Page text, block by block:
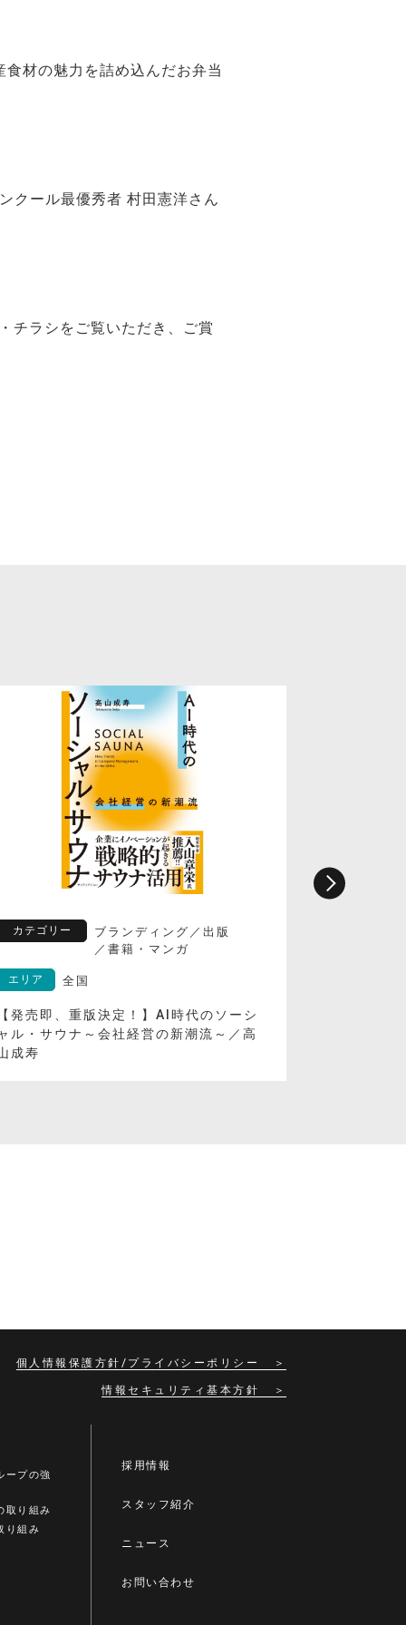
材の魅力を詰め込んだお弁当
クール最優秀者 村田憲洋さん
チラシをご覧いただき、ご賞
カテゴリー ブランディング ／ 出版
／ 書籍・マンガ
エリア 全国
発売即、重版決定！】AI時代のソーシ
ル・サウナ～会社経営の新潮流～／高
成寿
個人情報保護方針/プライバシーポリシー
情報セキュリティ基本方針
ープの強
取り組み
り組み
採用情報
スタッフ紹介
ニュース
お問い合わせ